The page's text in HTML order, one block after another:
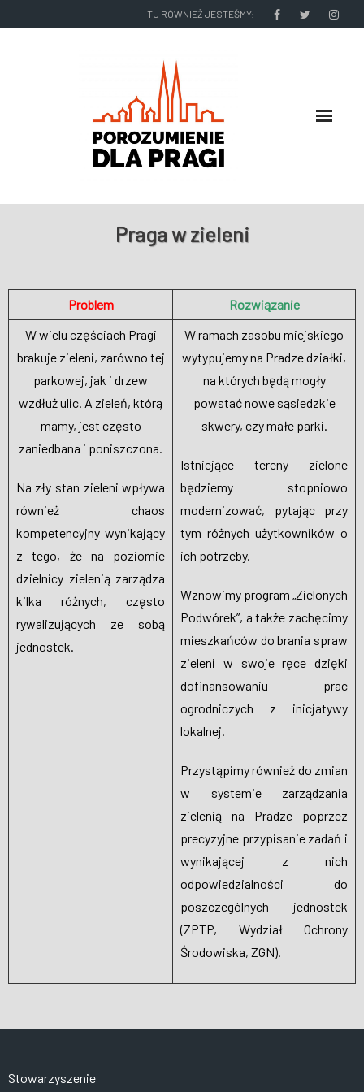
TU RÓWNIEŻ JESTEŚMY:
NASZE DZIAŁANIA
NASZE WYDAWNICTWA
WESPRZYJ NAS
Praga w zieleni
Problem
Rozwiązanie
W wielu częściach Pragi
brakuje zieleni, zarówno tej
parkowej, jak i drzew
wzdłuż ulic. A zieleń, którą
mamy, jest często
zaniedbana i poniszczona.
Na zły stan zieleni wpływa
również chaos
kompetencyjny wynikający
z tego, że na poziomie
dzielnicy zielenią zarządza
kilka różnych, często
rywalizujących ze sobą
jednostek.
W ramach zasobu miejskiego
wytypujemy na Pradze działki,
na których będą mogły
powstać nowe sąsiedzkie
skwery, czy małe parki.
Istniejące tereny zielone
będziemy stopniowo
modernizować, pytając przy
tym różnych użytkowników o
ich potrzeby.
Wznowimy program „Zielonych
Podwórek”, a także zachęcimy
mieszkańców do brania spraw
zieleni w swoje ręce dzięki
dofinansowaniu prac
ogrodniczych z inicjatywy
lokalnej.
Przystąpimy również do zmian
w systemie zarządzania
zielenią na Pradze poprzez
precyzyjne przypisanie zadań i
wynikającej z nich
odpowiedzialności do
poszczególnych jednostek
(ZPTP, Wydział Ochrony
Środowiska, ZGN).
Stowarzyszenie